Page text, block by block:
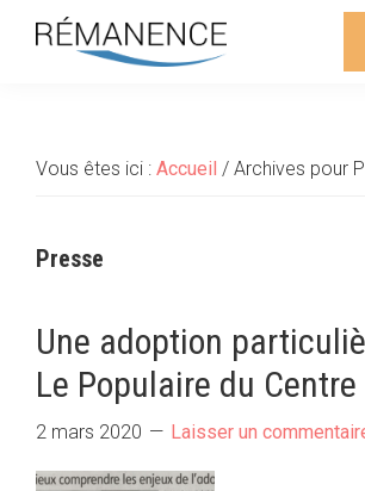
de
Vous êtes ici : Accueil / Archives pour
Presse
Une adoption
Le Populaire du Centre
2 mars 2020 Laisser un